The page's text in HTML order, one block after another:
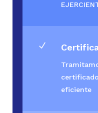
N
eficiente